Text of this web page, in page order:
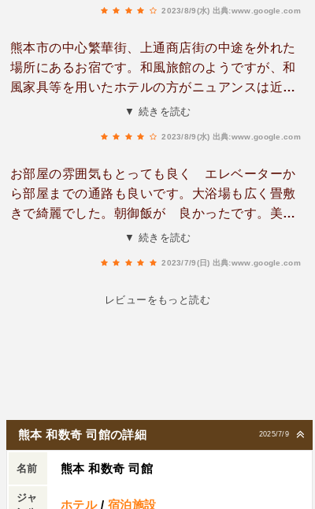
る余地ありです。隣にコンビニもあり便利ではあ
ります。
2023/8/9(水) 出典:www.google.com
熊本市の中心繁華街、上通商店街の中途を外れた
場所にあるお宿です。和風旅館のようですが、和
風家具等を用いたホテルの方がニュアンスは近い
かもしれません。和室メインのように思い込みが
利。設備は古いですがきれいにされております。
大浴場は浴槽も広く畳敷きで快適。客室は畳があ
る部屋とない部屋があります。設備的な難点とい
廊下にテレビの音が余裕で漏れます。それと場所
によると思いますが、私の部屋はWi-Fiが弱すぎ全
ていただきたいです。余談ですが洗面室横のドア
ズナブルなお宿だと思います。
▼ 続きを読む
2023/8/9(水) 出典:www.google.com
お部屋の雰囲気もとっても良く エレベーターか
ら部屋までの通路も良いです。大浴場も広く畳敷
きで綺麗でした。朝御飯が 良かったです。美味
しかったです。ただ一つ駐車場が少し歩きます。
▼ 続きを読む
2023/7/9(日) 出典:www.google.com
レビューをもっと読む
2025/7/9
熊本 和数奇 司館の詳細
名前 熊本 和数奇 司館
ジャ
ホテル/ 宿泊施設